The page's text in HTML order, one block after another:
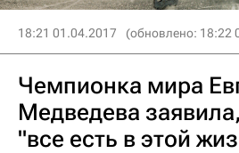
18:21 01.04.2017 (обновлено: 18:22
Чемпионка мира
Медведева
"все есть в этой